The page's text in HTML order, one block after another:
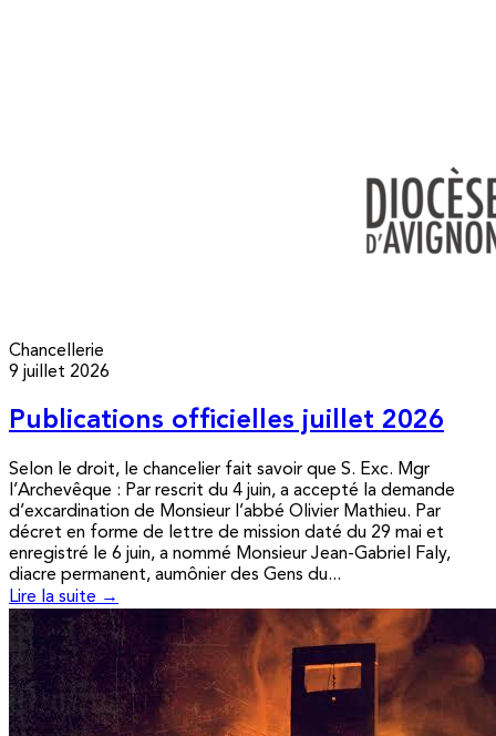
Chancellerie
9 juillet 2026
Publications officielles juillet 2026
Selon le droit, le chancelier fait savoir que S. Exc. Mgr
l’Archevêque : Par rescrit du 4 juin, a accepté la demande
d’excardination de Monsieur l’abbé Olivier Mathieu. Par
décret en forme de lettre de mission daté du 29 mai et
enregistré le 6 juin, a nommé Monsieur Jean-Gabriel Faly,
diacre permanent, aumônier des Gens du...
Lire la suite →